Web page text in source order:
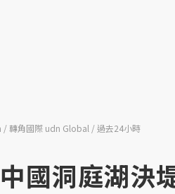
轉角國際 udn Global 過去24小時
中國洞庭湖決